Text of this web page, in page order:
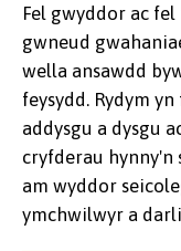
Fel gwyddor ac
gwneud
wella ansawdd
feysydd. Rydym
addysgu a dysgu
cryfderau hynny'n
am wyddor
ymchwilwyr a